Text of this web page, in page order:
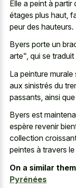
Elle a peint à
étages plus haut,
peur des hauteurs.
Byers porte un
arte", qui se
La peinture
aux sinistrés du
passants, ainsi
Byers est
espère revenir
collection
peintes à travers
On a similar
Pyrénées